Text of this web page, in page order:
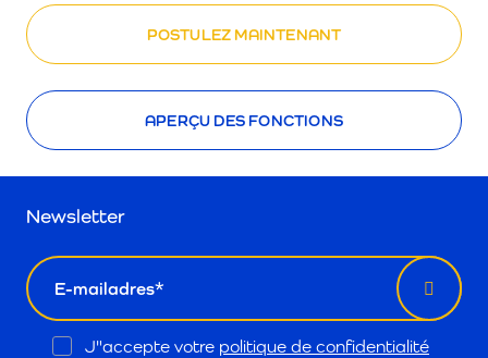
POSTULEZ MAINTENANT
APERÇU DES FONCTIONS
Newsletter
email
Opt
J"accepte votre politique de confidentialité